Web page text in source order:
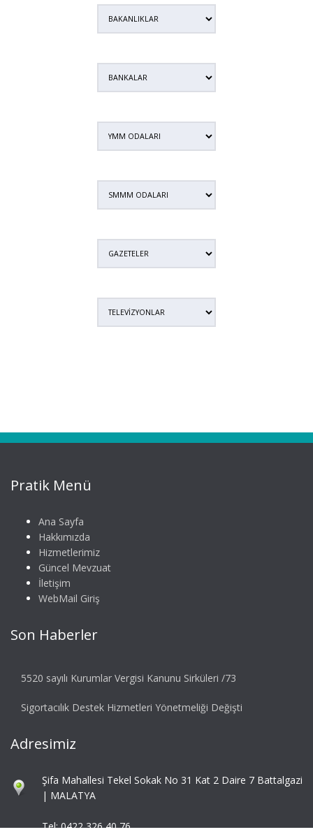
Pratik Menü
Ana Sayfa
Hakkımızda
Hizmetlerimiz
Güncel Mevzuat
İletişim
WebMail Giriş
Son Haberler
5520 sayılı Kurumlar Vergisi Kanunu Sirküleri /73
Sigortacılık Destek Hizmetleri Yönetmeliği Değişti
Adresimiz
Şifa Mahallesi Tekel Sokak No 31 Kat 2 Daire 7 Battalgazi
| MALATYA
Tel: 0422 326 40 76